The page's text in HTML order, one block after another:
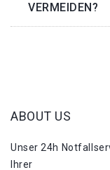
VERMEIDEN?
ABOUT US
Unser 24h
Ihrer